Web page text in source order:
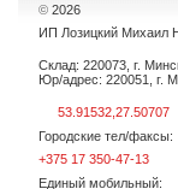
© 2026
ИП Лозицкий Михаил
Склад: 220073, г.
Юр/адрес: 220051, г.
53.91532,27.50707
Городские тел/факсы:
+375 17 350-47-13
Единый мобильный: